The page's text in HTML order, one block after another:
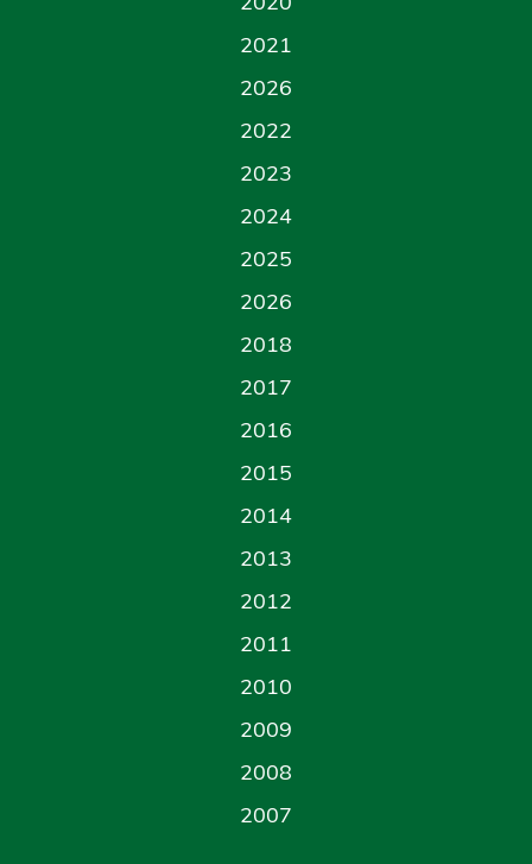
2021
2026
2022
2023
2024
2025
2026
2018
2017
2016
2015
2014
2013
2012
2011
2010
2009
2008
2007